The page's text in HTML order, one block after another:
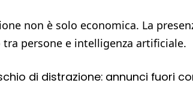
non è solo economica. La
persone e intelligenza artificiale.
di distrazione: annunci fuori